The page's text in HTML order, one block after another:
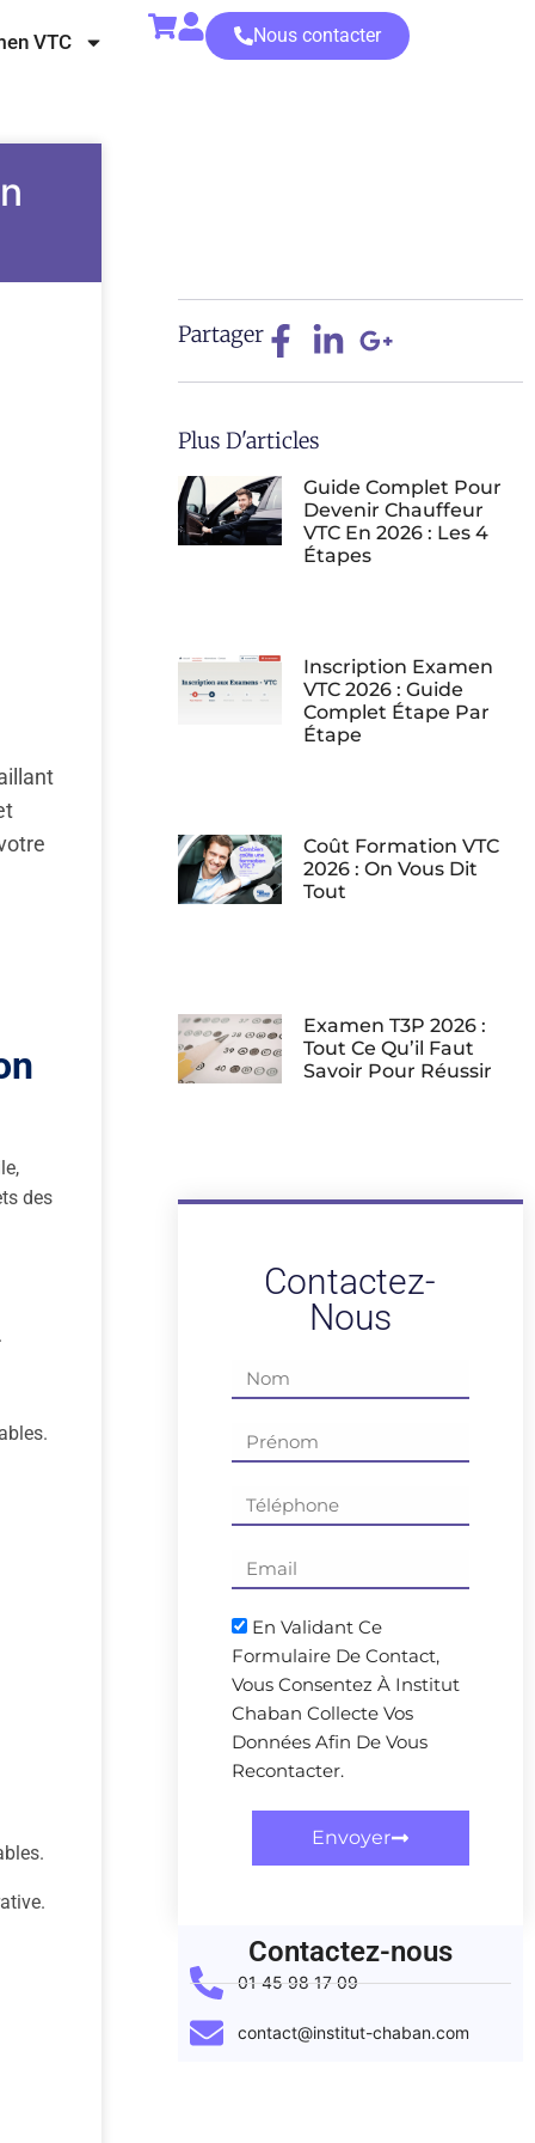
VTC Nous contacter
des
Partager
Plus D'articles
Guide Complet Pour
Devenir Chauffeur
VTC En 2026 : Les 4
Étapes
Inscription Examen
VTC 2026 : Guide
Complet Étape Par
Étape
Coût Formation VTC
2026 : On Vous Dit
Tout
Examen T3P 2026 :
Tout Ce Qu’il Faut
Savoir Pour Réussir
Contactez-
Nous
En Validant Ce
Formulaire De Contact,
Vous Consentez À Institut
Chaban Collecte Vos
Données Afin De Vous
Recontacter.
Envoyer
Contactez-nous
01 45 98 17 09
contact@institut-chaban.com